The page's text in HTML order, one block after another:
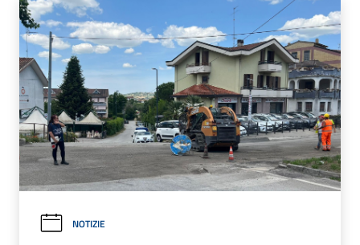
NOTIZIE